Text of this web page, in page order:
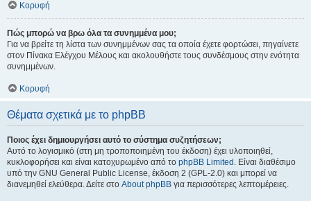
Κορυφή
Πώς μπορώ να βρω όλα τα συνημμένα μου;
Για να βρείτε τη λίστα των συνημμένων σας τα οποία έχετε φορτώσει, πηγαίνετε
στον Πίνακα Ελέγχου Μέλους και ακολουθήστε τους συνδέσμους στην ενότητα
συνημμένων.
Κορυφή
Θέματα σχετικά με το phpBB
Ποιος έχει δημιουργήσει αυτό το σύστημα συζητήσεων;
Αυτό το λογισμικό (στη μη τροποποιημένη του έκδοση) έχει υλοποιηθεί,
κυκλοφορήσει και είναι κατοχυρωμένο από το phpBB Limited . Είναι διαθέσιμο
υπό την GNU General Public License, έκδοση 2 (GPL-2.0) και μπορεί να
διανεμηθεί ελεύθερα. Δείτε στο About phpBB για περισσότερες λεπτομέρειες.